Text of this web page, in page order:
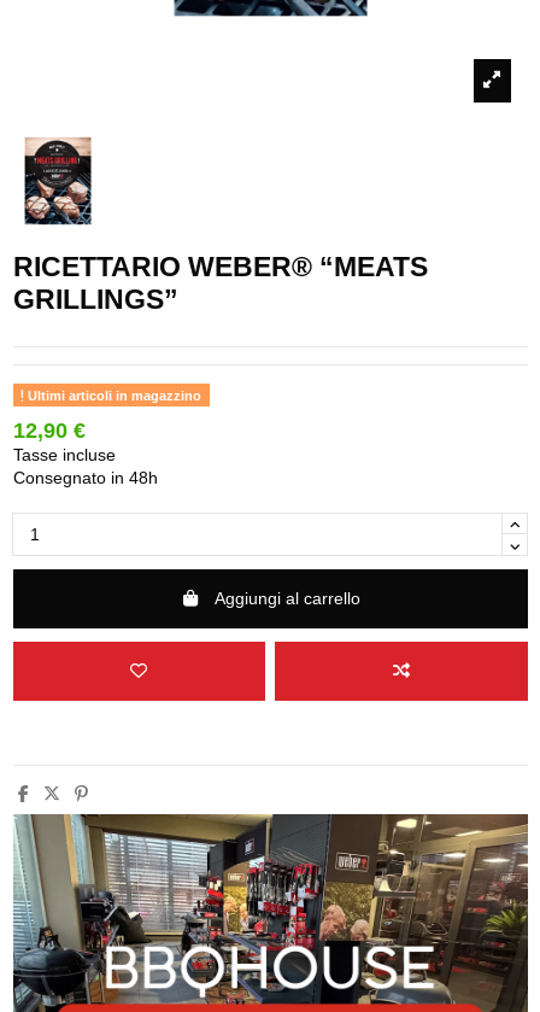
RICETTARIO WEBER® “MEATS
GRILLINGS”
Ultimi articoli in magazzino
12,90 €
Tasse incluse
Consegnato in 48h
Aggiungi al carrello